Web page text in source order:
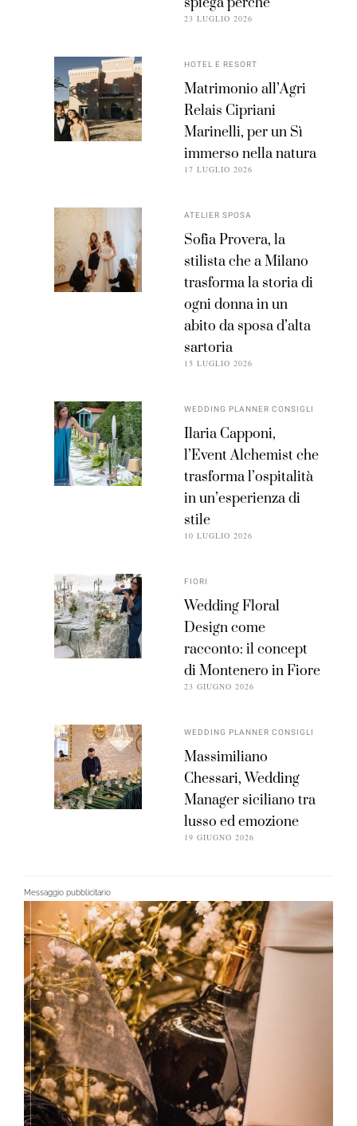
23 LUGLIO 2026
HOTEL E RESORT
Matrimonio all’Agri
Relais Cipriani
Marinelli, per un Sì
immerso nella natura
17 LUGLIO 2026
ATELIER SPOSA
Sofia Provera, la
stilista che a Milano
trasforma la storia di
ogni donna in un
abito da sposa d’alta
sartoria
15 LUGLIO 2026
WEDDING PLANNER CONSIGLI
Ilaria Capponi,
l’Event Alchemist che
trasforma l’ospitalità
in un’esperienza di
stile
10 LUGLIO 2026
FIORI
Wedding Floral
Design come
racconto: il concept
di Montenero in Fiore
23 GIUGNO 2026
WEDDING PLANNER CONSIGLI
Massimiliano
Chessari, Wedding
Manager siciliano tra
lusso ed emozione
19 GIUGNO 2026
Messaggio pubblicitario